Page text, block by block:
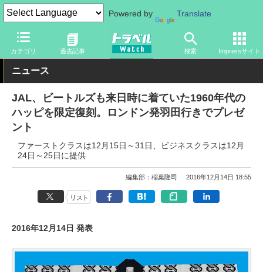
Powered by Translate
カテゴリ 過去記事 検索 Impressサイト
トラベル Watch 地域 海外旅行 ヨーロッパ
ニュース
JAL、ビートルズも来日時に着ていた1960年代の
ハッピを限定復刻。ロンドン発羽田行きでプレゼ
ント
ファーストクラスは12月15日～31日、ビジネスクラスは12月
24日～25日に提供
編集部：稲葉隆司 2016年12月14日 18:55
リスト
2016年12月14日 発表